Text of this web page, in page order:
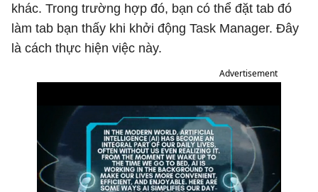
khác. Trong trường hợp đó, bạn có thể đặt tab đó
làm tab bạn thấy khi khởi động Task Manager. Đây
là cách thực hiện việc này.
Advertisement